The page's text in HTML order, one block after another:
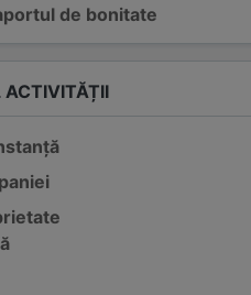
de bonitate
ACTIVITĂȚII